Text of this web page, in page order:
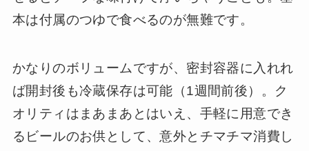
本は付属のつゆで食べるのが無難です。
かなりのボリュームですが、密封容器に入れれ
ば開封後も冷蔵保存は可能（1週間前後）。ク
オリティはまあまあとはいえ、手軽に用意でき
るビールのお供として、意外とチマチマ消費し